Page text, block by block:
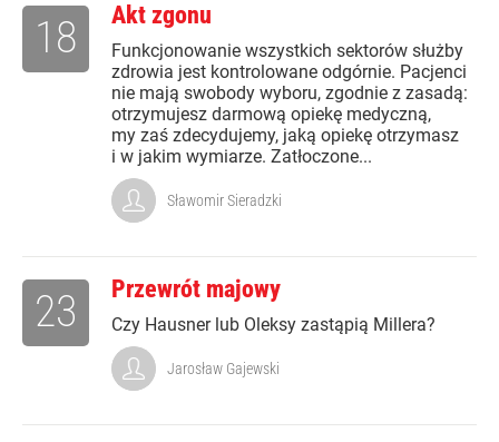
Akt zgonu
Funkcjonowanie wszystkich sektorów służby
zdrowia jest kontrolowane odgórnie. Pacjenci
nie mają swobody wyboru, zgodnie z zasadą:
otrzymujesz darmową opiekę medyczną,
my zaś zdecydujemy, jaką opiekę otrzymasz
i w jakim wymiarze. Zatłoczone...
18
Sławomir Sieradzki
Przewrót majowy
Czy Hausner lub Oleksy zastąpią Millera?
23
Jarosław Gajewski